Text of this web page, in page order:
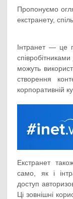
Пропонуємо
екстранету,
Інтранет — це
можуть
створення
корпоративній
Екстранет
само, як і
доступ
Ці зовнішні